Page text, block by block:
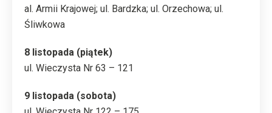
al. Armii Krajowej; ul. Bardzka; ul. Orzechowa; ul.
Śliwkowa
8 listopada (piątek)
ul. Wieczysta Nr 63 – 121
9 listopada (sobota)